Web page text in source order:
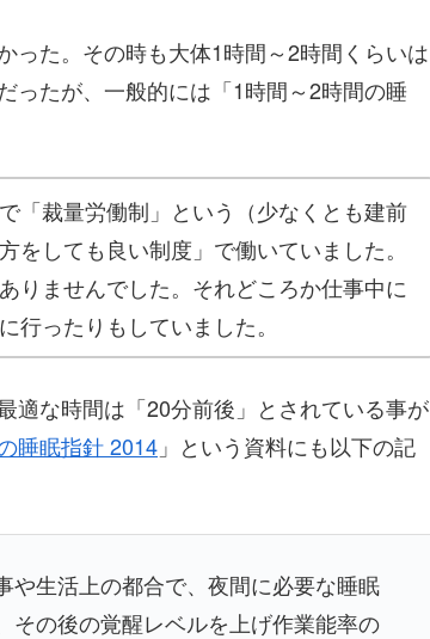
った。その時も大体1時間～2時間くらいは
ったが、一般的には「1時間～2時間の睡
「裁量労働制」という（少なくとも建前
をしても良い制度」で働いていました。
りませんでした。それどころか仕事中に
行ったりもしていました。
適な時間は「20分前後」とされている事が
睡眠指針 2014 」という資料にも以下の記
や生活上の都合で、夜間に必要な睡眠
その後の覚醒レベルを上げ作業能率の